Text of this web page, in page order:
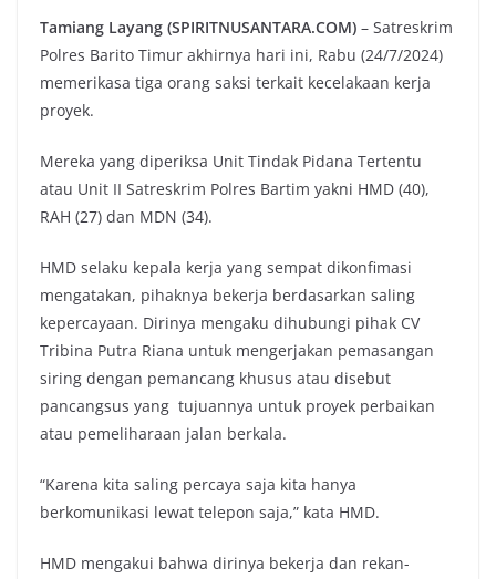
Tamiang Layang (SPIRITNUSANTARA.COM) – Satreskrim
Polres Barito Timur akhirnya hari ini, Rabu (24/7/2024)
memerikasa tiga orang saksi terkait kecelakaan kerja
proyek.
Mereka yang diperiksa Unit Tindak Pidana Tertentu
atau Unit II Satreskrim Polres Bartim yakni HMD (40),
RAH (27) dan MDN (34).
HMD selaku kepala kerja yang sempat dikonfimasi
mengatakan, pihaknya bekerja berdasarkan saling
kepercayaan. Dirinya mengaku dihubungi pihak CV
Tribina Putra Riana untuk mengerjakan pemasangan
siring dengan pemancang khusus atau disebut
pancangsus yang tujuannya untuk proyek perbaikan
atau pemeliharaan jalan berkala.
“Karena kita saling percaya saja kita hanya
berkomunikasi lewat telepon saja,” kata HMD.
HMD mengakui bahwa dirinya bekerja dan rekan-